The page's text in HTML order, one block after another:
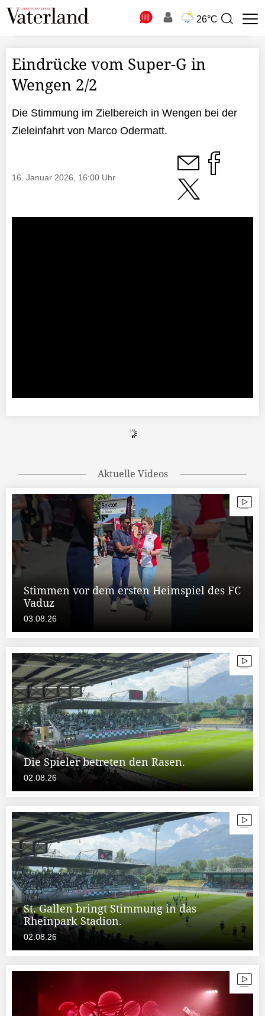
26°C
Suchbegriff
Eindrücke vom Super-G in
Wengen 2/2
Die Stimmung im Zielbereich in Wengen bei der
Zieleinfahrt von Marco Odermatt.
16. Januar 2026, 16:00 Uhr
Aktuelle Videos
Stimmen vor dem ersten Heimspiel des FC
Vaduz
03.08.26
Die Spieler betreten den Rasen.
02.08.26
St. Gallen bringt Stimmung in das
Rheinpark Stadion.
02.08.26